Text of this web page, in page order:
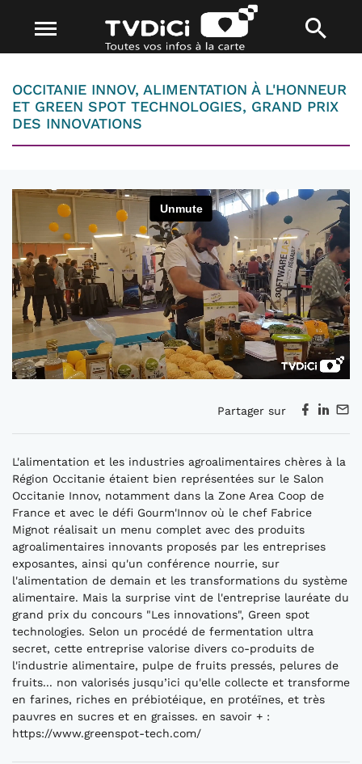
OCCITANIE INNOV, ALIMENTATION À L'HONNEUR
ET GREEN SPOT TECHNOLOGIES, GRAND PRIX
DES INNOVATIONS
Partager sur
L'alimentation et les industries agroalimentaires chères à la
Région Occitanie étaient bien représentées sur le Salon
Occitanie Innov, notamment dans la Zone Area Coop de
France et avec le défi Gourm'Innov où le chef Fabrice
Mignot réalisait un menu complet avec des produits
agroalimentaires innovants proposés par les entreprises
exposantes, ainsi qu'un conférence nourrie, sur
l'alimentation de demain et les transformations du système
alimentaire. Mais la surprise vint de l'entreprise lauréate du
grand prix du concours "Les innovations", Green spot
technologies. Selon un procédé de fermentation ultra
secret, cette entreprise valorise divers co-produits de
l'industrie alimentaire, pulpe de fruits pressés, pelures de
fruits... non valorisés jusqu’ici qu'elle collecte et transforme
en farines, riches en prébiotéique, en protéïnes, et très
pauvres en sucres et en graisses. en savoir + :
https://www.greenspot-tech.com/